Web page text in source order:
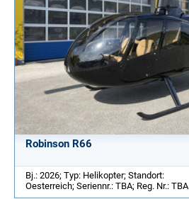
Robinson R66
Bj.: 2026; Typ: Helikopter; Standort:
Oesterreich; Seriennr.: TBA; Reg. Nr.: TBA